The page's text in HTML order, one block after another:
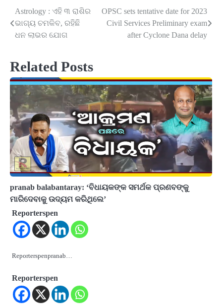
Post
navigation
Astrology : ଏହି ୩ ରାଶିର
ଭାଗ୍ୟ ଚମକିବ, ରହିଛି
ଧନ ଲାଭର ଯୋଗ
OPSC sets tentative date for 2023
Civil Services Preliminary exam
after Cyclone Dana delay
Related Posts
pranab balabantaray: ‘ବିଧାୟକଙ୍କ ସମର୍ଥକ ପ୍ରଣବଙ୍କୁ
ମାରିଦେବାକୁ ଉଦ୍ୟମ କରିଥିଲେ’
Reporterspen
Reporterspenpranab…
Reporterspen